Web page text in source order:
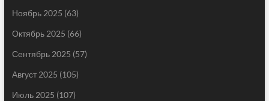
Ноябрь 2025 (63)
Октябрь 2025 (66)
Сентябрь 2025 (57)
Август 2025 (105)
Июль 2025 (107)